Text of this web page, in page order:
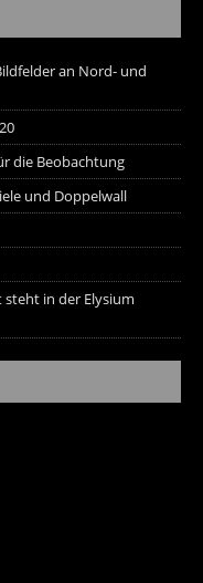
an Nord- und
die Beobachtung
und Doppelwall
steht in der Elysium